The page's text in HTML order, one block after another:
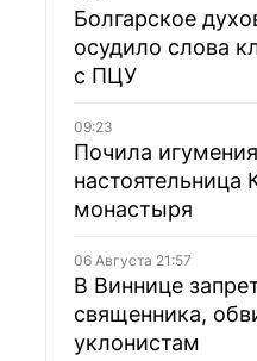
Болгарское
осудило слова
с ПЦУ
09:23
Почила
настоятельница
монастыря
06 Августа 21:57
В Виннице
священника,
уклонистам